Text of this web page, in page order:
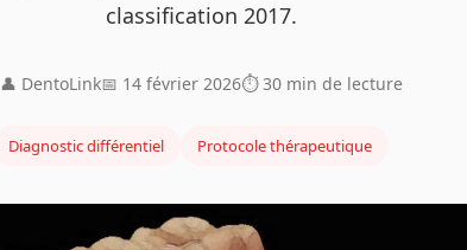
classification 2017.
👤 DentoLink📅 14 février 2026⏱ 30 min de lecture
Diagnostic différentiel Protocole thérapeutique